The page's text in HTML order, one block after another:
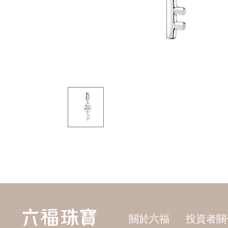
關於六福 投資者